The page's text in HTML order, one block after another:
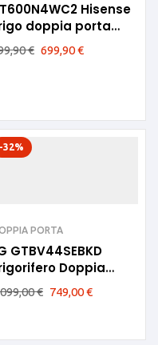
Hisense
doppia porta
E
€ 699,90€
-32%
PORTA
GTBV44SEBKD
Doppia
70cm Beige E
€ 749,00€